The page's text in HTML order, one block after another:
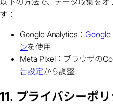
す：
Google Analytics： Google
ンを使用
Meta Pixel：ブラウザの
告設定から調整
11. プライバシーポ